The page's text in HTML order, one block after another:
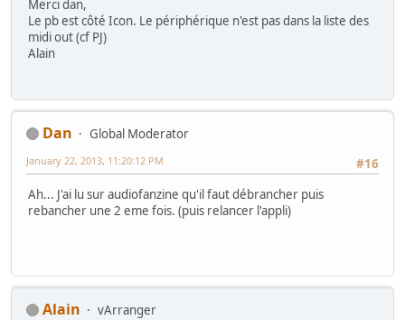
Merci dan,
Le pb est côté Icon. Le périphérique n'est pas dans la liste des
midi out (cf PJ)
Alain
Dan
Global Moderator
#16
January 22, 2013, 11:20:12 PM
Ah... J'ai lu sur audiofanzine qu'il faut débrancher puis
rebancher une 2 eme fois. (puis relancer l'appli)
Alain
vArranger